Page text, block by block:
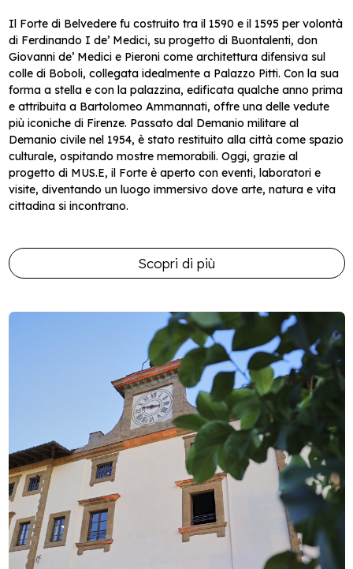
Il Forte di Belvedere fu costruito tra il 1590 e il 1595 per volontà
di Ferdinando I de’ Medici, su progetto di Buontalenti, don
Giovanni de’ Medici e Pieroni come architettura difensiva sul
colle di Boboli, collegata idealmente a Palazzo Pitti. Con la sua
forma a stella e con la palazzina, edificata qualche anno prima
e attribuita a Bartolomeo Ammannati, offre una delle vedute
più iconiche di Firenze. Passato dal Demanio militare al
Demanio civile nel 1954, è stato restituito alla città come spazio
culturale, ospitando mostre memorabili. Oggi, grazie al
progetto di MUS.E, il Forte è aperto con eventi, laboratori e
visite, diventando un luogo immersivo dove arte, natura e vita
cittadina si incontrano.
Scopri di più